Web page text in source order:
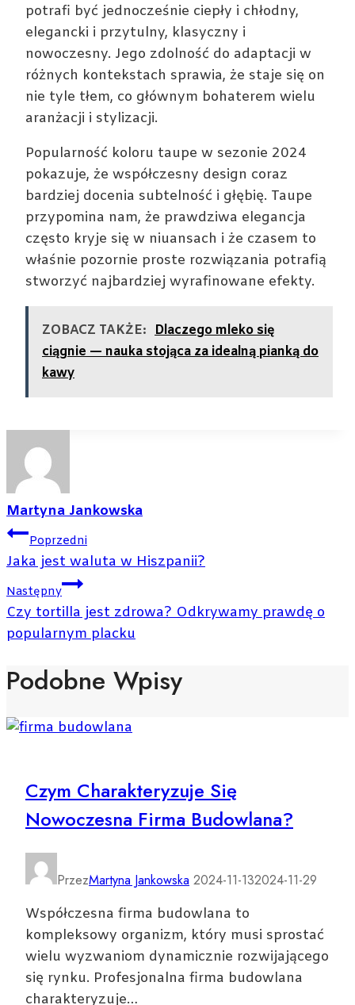
potrafi być jednocześnie ciepły i chłodny,
elegancki i przytulny, klasyczny i
nowoczesny. Jego zdolność do adaptacji w
różnych kontekstach sprawia, że staje się on
nie tyle tłem, co głównym bohaterem wielu
aranżacji i stylizacji.
Popularność koloru taupe w sezonie 2024
pokazuje, że współczesny design coraz
bardziej docenia subtelność i głębię. Taupe
przypomina nam, że prawdziwa elegancja
często kryje się w niuansach i że czasem to
właśnie pozornie proste rozwiązania potrafią
stworzyć najbardziej wyrafinowane efekty.
ZOBACZ TAKŻE:
Dlaczego mleko się
ciągnie — nauka stojąca za idealną pianką do
kawy
Martyna Jankowska
Nawigacja
Wpisu
Poprzedni
Jaka jest waluta w Hiszpanii?
Następny
Czy tortilla jest zdrowa? Odkrywamy prawdę o
popularnym placku
Podobne Wpisy
Czym Charakteryzuje Się
Nowoczesna Firma Budowlana?
PrzezMartyna Jankowska 2024-11-132024-11-29
Współczesna firma budowlana to
kompleksowy organizm, który musi sprostać
wielu wyzwaniom dynamicznie rozwijającego
się rynku. Profesjonalna firma budowlana
charakteryzuje…